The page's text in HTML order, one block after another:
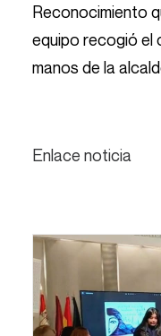
Reconocimiento
equipo recogió el
manos de la
Enlace noticia